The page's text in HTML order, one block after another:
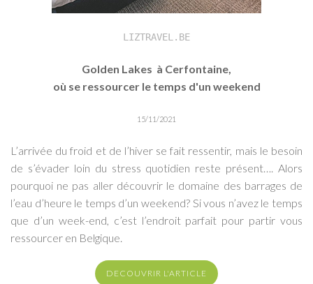
LIZTRAVEL.BE
Golden Lakes à Cerfontaine,
où se ressourcer le temps d'un weekend
15/11/2021
L’arrivée du froid et de l’hiver se fait ressentir, mais le besoin
de s’évader loin du stress quotidien reste présent…. Alors
pourquoi ne pas aller découvrir le domaine des barrages de
l’eau d’heure le temps d’un weekend? Si vous n’avez le temps
que d’un week-end, c’est l’endroit parfait pour partir vous
ressourcer en Belgique.
DECOUVRIR L'ARTICLE